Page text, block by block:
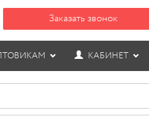
Заказать звонок
КАБИНЕТ